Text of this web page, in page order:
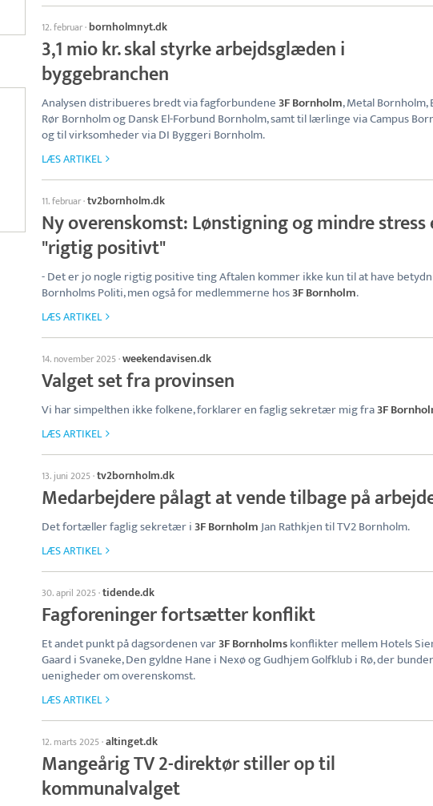
12. februar· bornholmnyt.dk
3,1 mio kr. skal styrke arbejdsglæden i
byggebranchen
Analysen distribueres bredt via fagforbundene3F Bornholm, Metal Bornholm,
Rør Bornholm og Dansk El-Forbund Bornholm, samt til lærlinge via Campus
og til virksomheder via DI Byggeri Bornholm.
LÆS ARTIKEL
11. februar·tv2bornholm.dk
Ny overenskomst: Lønstigning og mindre stress
"rigtig positivt"
- Det er jo nogle rigtig positive ting Aftalen kommer ikke kun til at have
Bornholms Politi, men også for medlemmerne hos3F Bornholm.
LÆS ARTIKEL
14. november 2025·weekendavisen.dk
Valget set fra provinsen
Vi har simpelthen ikke folkene, forklarer en faglig sekretær mig fra3F
LÆS ARTIKEL
13. juni 2025·tv2bornholm.dk
Medarbejdere pålagt at vende tilbage på
Det fortæller faglig sekretær i3F BornholmJan Rathkjen til TV2 Bornholm.
LÆS ARTIKEL
30. april 2025·tidende.dk
Fagforeninger fortsætter konflikt
Et andet punkt på dagsordenen var3F Bornholmskonflikter mellem Hotels
Gaard i Svaneke, Den gyldne Hane i Nexø og Gudhjem Golfklub i Rø, der
uenigheder om overenskomst.
LÆS ARTIKEL
12. marts 2025·altinget.dk
Mangeårig TV 2-direktør stiller op til
kommunalvalget